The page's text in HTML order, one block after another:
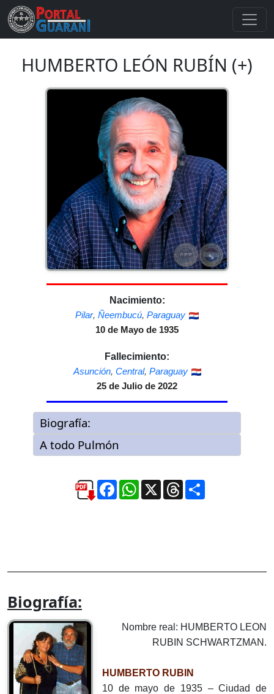
HUMBERTO LEÓN RUBÍN (+)
Nacimiento:
Pilar, Ñeembucú, Paraguay
10 de Mayo de 1935
Fallecimiento:
Asunción, Central, Paraguay
25 de Julio de 2022
FacebookWhatsApp
X ThreadsCompartir
Biografía:
Nombre real: HUMBERTO LEON
RUBIN SCHWARTZMAN.
HUMBERTO RUBIN
10 de mayo de 1935 – Ciudad de